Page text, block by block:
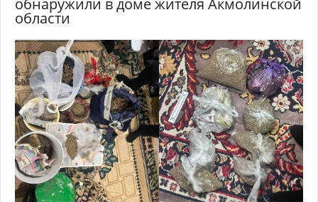
обнаружили в доме жителя Акмолинской
области